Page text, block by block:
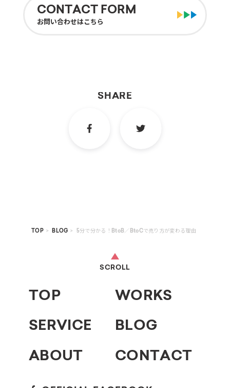
CON T AC T FORM
お問い合わせはこちら
S H A R E
TOP BLOG 5分で分かる！BtoB／BtoCで売り方が変わる理由
SC RO L L
TOP WORKS
SERVICE BLOG
ABOUT CONTACT